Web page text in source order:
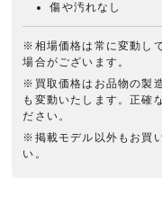
傷や汚れなし
※相場価格は常に変動し
場合がございます。
※買取価格はお品物の製
も変動いたします。正確
ださい。
※掲載モデル以外もお買
い。